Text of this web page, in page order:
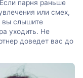
парня раньше
или смех,
вы слышите
уходить. Не
доведет вас до